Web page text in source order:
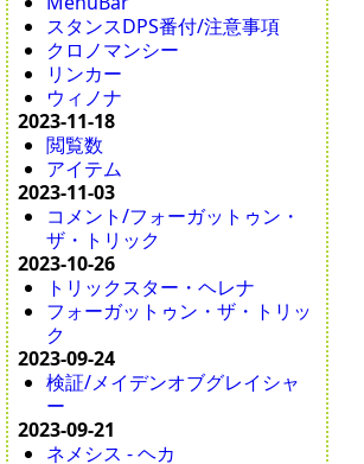
スタンスDPS番付/注意事項
クロノマンシー
リンカー
ウィノナ
2023-11-18
閲覧数
アイテム
2023-11-03
コメント/フォーガットゥン・
ザ・トリック
2023-10-26
トリックスター・ヘレナ
フォーガットゥン・ザ・トリッ
ク
2023-09-24
検証/メイデンオブグレイシャ
ー
2023-09-21
ネメシス - ヘカ